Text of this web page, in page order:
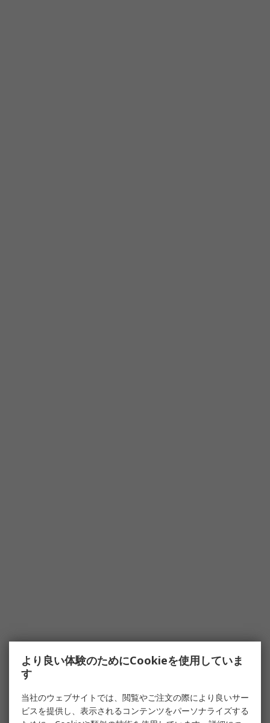
より良い体験のためにCookieを使用していま
す
当社のウェブサイトでは、閲覧やご注文の際により良いサー
ビスを提供し、表示されるコンテンツをパーソナライズする